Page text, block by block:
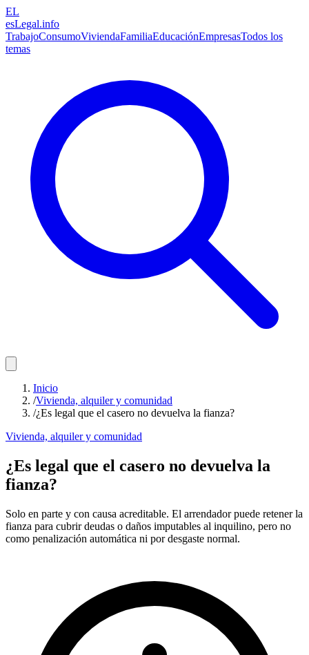
EL
esLegal.info
TrabajoConsumoViviendaFamiliaEducaciónEmpresasTodos los
temas
Inicio
/Vivienda, alquiler y comunidad
/¿Es legal que el casero no devuelva la fianza?
Vivienda, alquiler y comunidad
¿Es legal que el casero no devuelva la
fianza?
Solo en parte y con causa acreditable. El arrendador puede retener la
fianza para cubrir deudas o daños imputables al inquilino, pero no
como penalización automática ni por desgaste normal.